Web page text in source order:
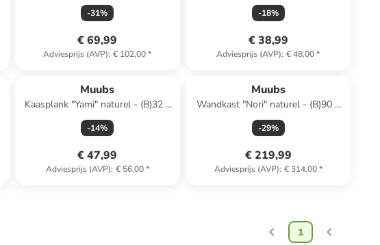
bruin - 150 ml
-31%
€ 69,99
Adviesprijs (AVP): € 102,00*
12 cm
-18%
€ 38,99
Adviesprijs (AVP): € 48,00*
Muubs
Kaasplank "Yami" naturel - (B)32 x
(H)1,8 x (D)32 cm
-14%
€ 47,99
Adviesprijs (AVP): € 56,00*
Muubs
Wandkast "Nori" naturel - (B)90 x
(H)100 x (D)20 cm
-29%
€ 219,99
Adviesprijs (AVP): € 314,00*
1